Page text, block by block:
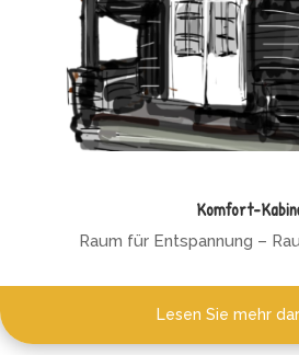
Komfort-
Raum für Entspannung –
Lesen Sie mehr